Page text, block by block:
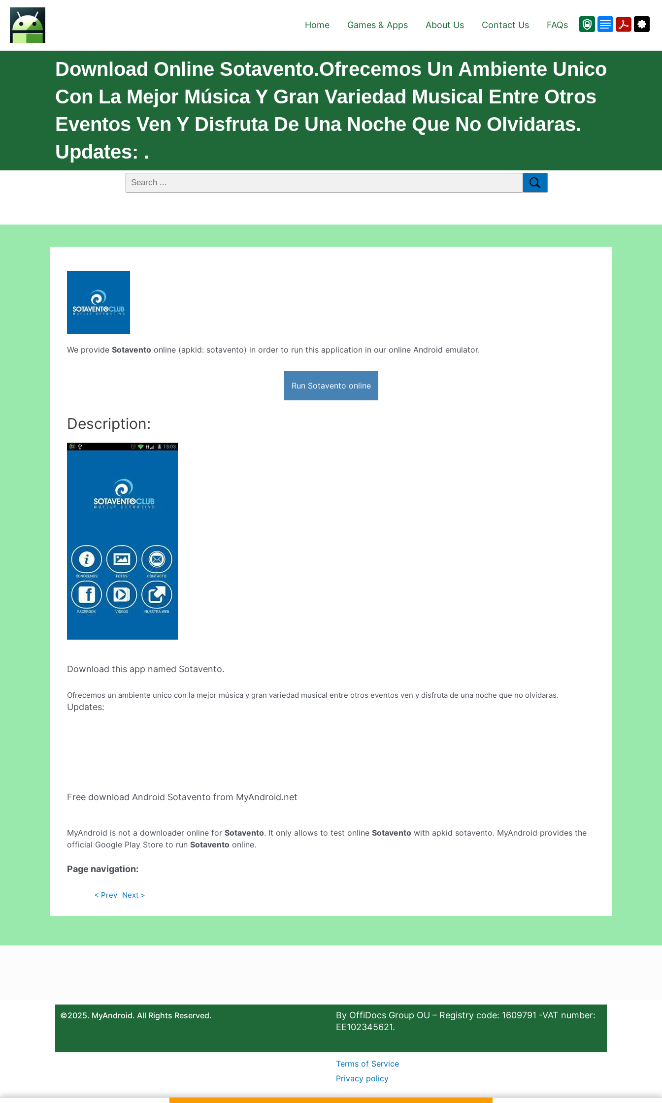
Home Games & Apps About Us Contact Us FAQs
Download Online Sotavento.Ofrecemos Un Ambiente Unico
Con La Mejor Música Y Gran Variedad Musical Entre Otros
Eventos Ven Y Disfruta De Una Noche Que No Olvidaras.
Updates: .
We provide Sotavento online (apkid: sotavento) in order to run this application in our online Android emulator.
Run Sotavento online
Description:
Download this app named Sotavento.
Ofrecemos un ambiente unico con la mejor música y gran variedad musical entre otros eventos ven y disfruta de una noche que no olvidaras.
Updates:
Free download Android Sotavento from MyAndroid.net
MyAndroid is not a downloader online for Sotavento. It only allows to test online Sotavento with apkid sotavento. MyAndroid provides the
official Google Play Store to run Sotavento online.
Page navigation:
< Prev Next >
©2025. MyAndroid. All Rights Reserved.
By OffiDocs Group OU – Registry code: 1609791 -VAT number:
EE102345621.
Terms of Service
Privacy policy